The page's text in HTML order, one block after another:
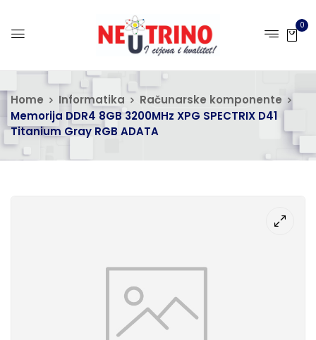
0
Home Informatika
Računarske komponente
Memorija DDR4 8GB 3200MHz XPG SPECTRIX D41
Titanium Gray RGB ADATA